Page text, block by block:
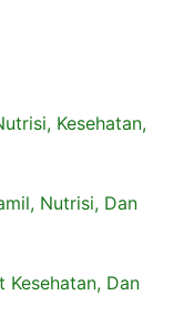
Kesehatan,
Nutrisi, Dan
Kesehatan, Dan